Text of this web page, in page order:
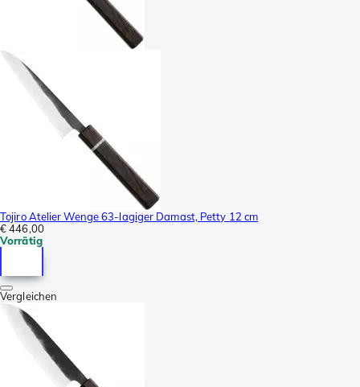
Tojiro Atelier Wenge 63-lagiger Damast, Petty 12 cm
€ 446,00
Vorrätig
Vergleichen